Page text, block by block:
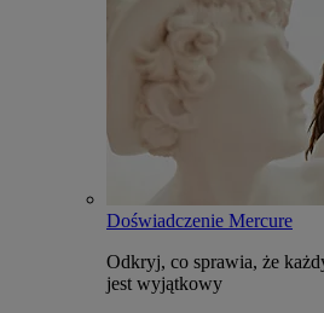
Doświadczenie Mercure
Odkryj, co sprawia, że
jest wyjątkowy